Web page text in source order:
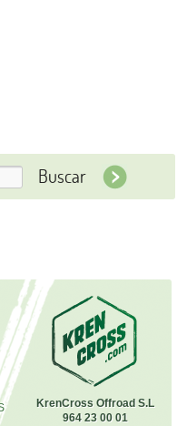
KrenCross Offroad S.L
964 23 00 01